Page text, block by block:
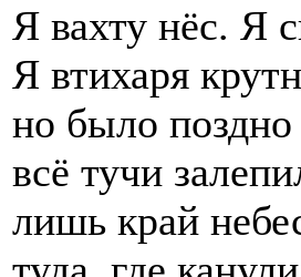
Я вахту нёс. Я
Я втихаря
но было
всё тучи
лишь край